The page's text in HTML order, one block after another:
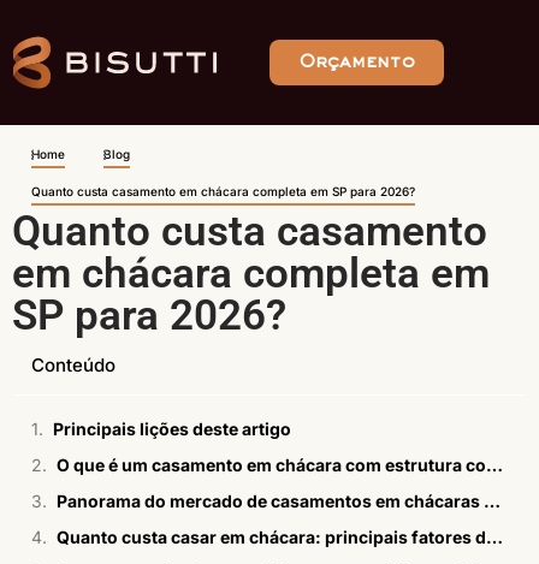
Orçamento
Home Blog
Quanto custa casamento em chácara completa em SP para 2026?
Quanto custa casamento
em chácara completa em
SP para 2026?
Conteúdo
Principais lições deste artigo
O que é um casamento em chácara com estrutura completa e quanto custa?
Panorama do mercado de casamentos em chácaras em SP em 2026
Quanto custa casar em chácara: principais fatores de custo